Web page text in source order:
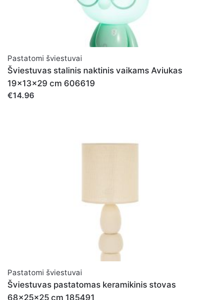
Pastatomi šviestuvai
Šviestuvas stalinis naktinis vaikams Aviukas
19x13x29 cm 606619
€14.96
Pastatomi šviestuvai
Šviestuvas pastatomas keramikinis stovas
68x25x25 cm 185491